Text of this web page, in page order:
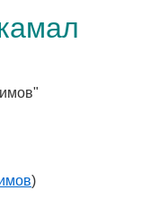
)